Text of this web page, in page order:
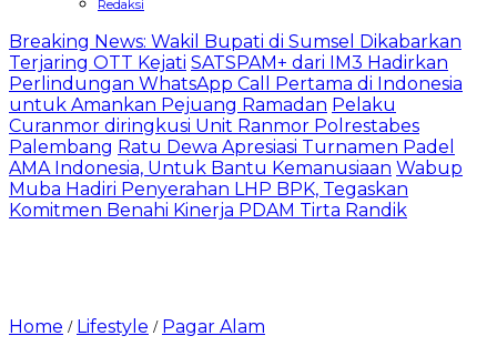
Redaksi
Breaking News: Wakil Bupati di Sumsel Dikabarkan
Terjaring OTT Kejati SATSPAM+ dari IM3 Hadirkan
Perlindungan WhatsApp Call Pertama di Indonesia
untuk Amankan Pejuang Ramadan Pelaku
Curanmor diringkusi Unit Ranmor Polrestabes
Palembang Ratu Dewa Apresiasi Turnamen Padel
AMA Indonesia, Untuk Bantu Kemanusiaan Wabup
Muba Hadiri Penyerahan LHP BPK, Tegaskan
Komitmen Benahi Kinerja PDAM Tirta Randik
Home / Lifestyle / Pagar Alam